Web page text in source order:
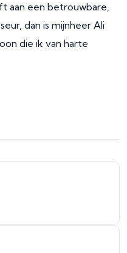
aan een betrouwbare,
dan is mijnheer Ali
die ik van harte